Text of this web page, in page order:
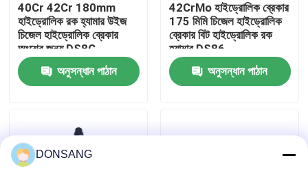
আমাদের সম্পর্কে
কারখানা ভ্রমণ
যোগাযোগ করুন
40Cr 42Cr 180mm
হাইড্রোলিক রক হ্যামার উইজ
চিজেল হাইড্রোলিক ব্রেকার
অংশের জন্য DS8C
অনুসন্ধান পাঠান
42CrMo হাইড্রোলিক ব্রেকার
175 মিমি চিজেল হাইড্রোলিক
ব্রেকার বিট হাইড্রোলিক রক
হ্যামার DS86
অনুসন্ধান পাঠান
DONSANG